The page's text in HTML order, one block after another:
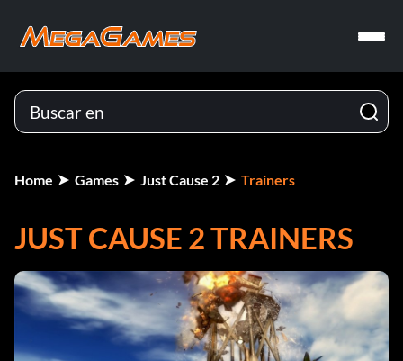
Home Games Just Cause 2 Trainers
JUST CAUSE 2 TRAINERS